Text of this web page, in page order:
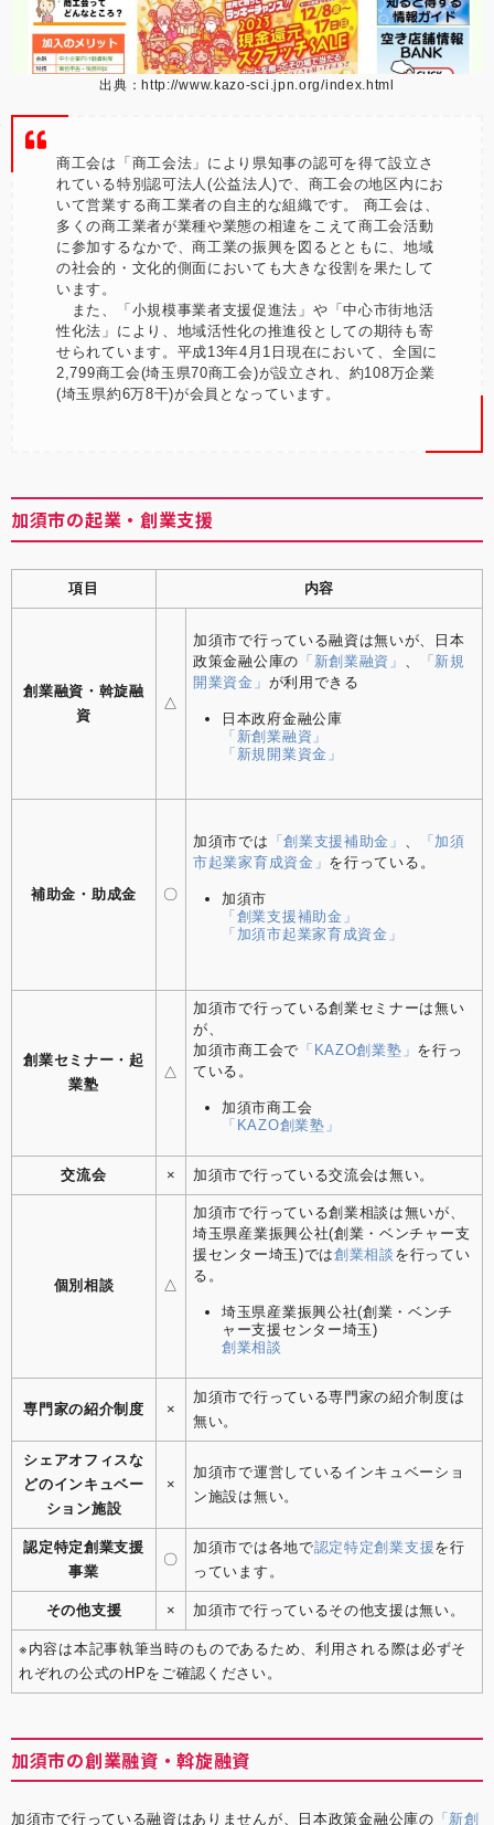
出典： http://www.kazo-sci.jpn.org/index.html
商工会は「商工会法」により県知事の認可を得て設立さ
れている特別認可法人(公益法人)で、商工会の地区内にお
いて営業する商工業者の自主的な組織です。 商工会は、
多くの商工業者が業種や業態の相違をこえて商工会活動
に参加するなかで、商工業の振興を図るとともに、地域
の社会的・文化的側面においても大きな役割を果たして
います。
また、「小規模事業者支援促進法」や「中心市街地活
性化法」により、地域活性化の推進役としての期待も寄
せられています。平成13年4月1日現在において、全国に
2,799商工会(埼玉県70商工会)が設立され、約108万企業
(埼玉県約6万8干)が会員となっています。
加須市の起業・創業支援
項目 内容
創業融資・斡旋融
資
△
加須市で行っている融資は無いが、日本
政策金融公庫の 「新創業融資」
「新規
開業資金」 が利用できる
日本政府金融公庫
「新創業融資」
「新規開業資金」
補助金・助成金 〇
加須市では 「創業支援補助金」
「加須
市起業家育成資金」 を行っている。
加須市
「創業支援補助金」
「加須市起業家育成資金」
創業セミナー・起
業塾
△
加須市で行っている創業セミナーは無い
が、
加須市商工会で 「KAZO創業塾」 を行っ
ている。
加須市商工会
「KAZO創業塾」
交流会 × 加須市で行っている交流会は無い。
個別相談 △
加須市で行っている創業相談は無いが、
埼玉県産業振興公社(創業・ベンチャー支
援センター埼玉)では創業相談 を行ってい
る。
埼玉県産業振興公社(創業・ベンチ
ャー支援センター埼玉)
創業相談
専門家の紹介制度 ×
加須市で行っている専門家の紹介制度は
無い。
シェアオフィスな
どのインキュベー
ション施設
×
加須市で運営しているインキュベーショ
ン施設は無い。
認定特定創業支援
事業
〇
加須市では各地で認定特定創業支援を行
っています。
その他支援 × 加須市で行っているその他支援は無い。
※内容は本記事執筆当時のものであるため、利用される際は必ずそ
れぞれの公式のHPをご確認ください。
加須市の創業融資・斡旋融資
加須市で行っている融資はありませんが、日本政策金融公庫の 「新創